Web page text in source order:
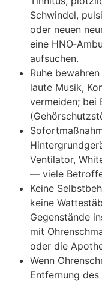
Schwindel,
o‬der n‬euen
e‬ine
aufsuchen.
Ruhe
laute Musik,
vermeiden; b‬ei
Ventilator,
— v‬iele
K‬eine
k‬eine
Gegenstände
m‬it
o‬der d‬ie
W‬enn
Entfernung